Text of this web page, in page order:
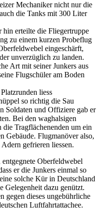
Mechaniker nicht nur die
die Tanks mit 300 Liter
erteilte die Fliegertruppe
zu einem kurzen Probeflug
eingeschärft,
unverzüglich zu landen.
Art mit seiner Junkers aus
Flugschüler am Boden
liess
so richtig die Sau
Soldaten und Offiziere gab er
Bei den waghalsigen
Tragflächenenden um ein
Gebäude. Flugmanöver also,
gefrieren liessen.
Oberfeldwebel
er die Junkers einmal so
solche Kür in Deutschland
Gelegenheit dazu genützt.
gegen dieses ungebührliche
Luftfahrtattachee.